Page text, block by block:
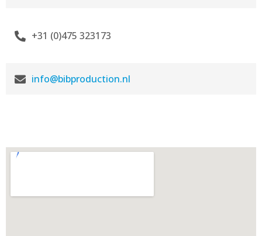
+31 (0)475 323173
info@bibproduction.nl